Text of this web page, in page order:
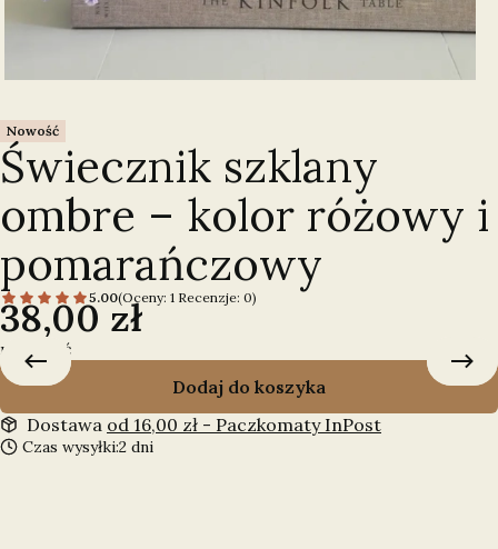
Nowość
Świecznik szklany
ombre – kolor różowy i
pomarańczowy
5.00(Oceny: 1 Recenzje: 0)
Cena
38,00 zł
mała ilość
Dodaj do koszyka
Dostawa od 16,00 zł - Paczkomaty InPost
Czas wysyłki:2 dni